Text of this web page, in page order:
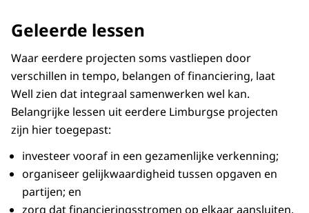
Geleerde lessen
Waar eerdere projecten soms vastliepen door
verschillen in tempo, belangen of financiering, laat
Well zien dat integraal samenwerken wel kan.
Belangrijke lessen uit eerdere Limburgse projecten
zijn hier toegepast:
investeer vooraf in een gezamenlijke verkenning;
organiseer gelijkwaardigheid tussen opgaven en
partijen; en
zorg dat financieringsstromen op elkaar aansluiten.